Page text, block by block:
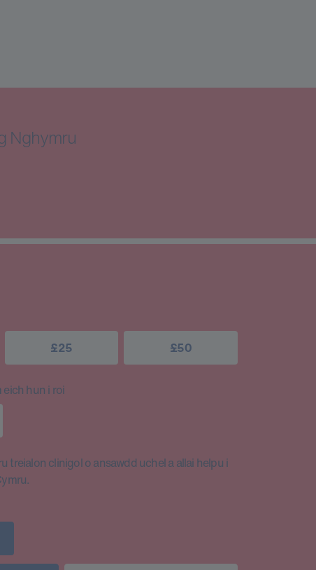
Nghymru
£25 £50
eich hun i roi
treialon clinigol o ansawdd uchel a allai helpu i